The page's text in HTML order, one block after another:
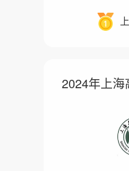
2024年上